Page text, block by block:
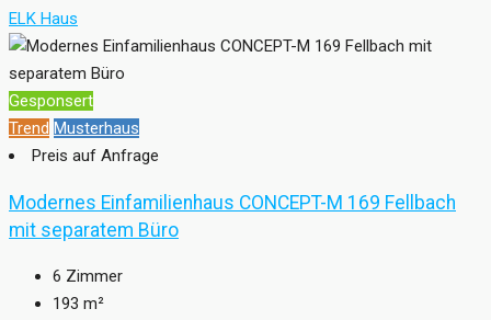
ELK Haus
Gesponsert
Trend Musterhaus
Preis auf Anfrage
Modernes Einfamilienhaus CONCEPT-M 169 Fellbach
mit separatem Büro
6 Zimmer
193 m²